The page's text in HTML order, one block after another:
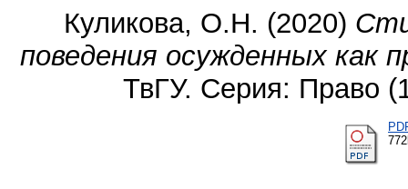
Куликова, О.Н. (2020)
поведения осужденных как
ТвГУ. Серия: Право